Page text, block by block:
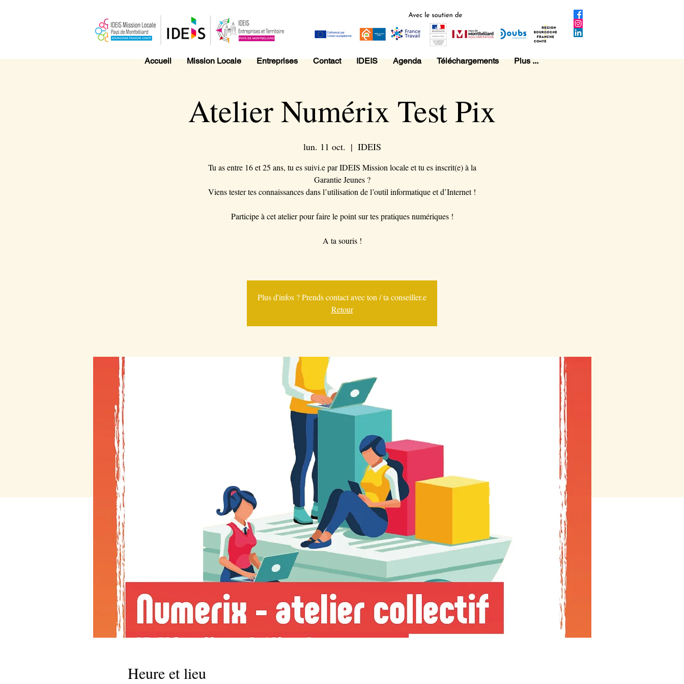
Atelier Numérix Test Pix
lun. 11 oct.
  |
IDEIS
Tu as entre 16 et 25 ans, tu es suivi.e par IDEIS Mission locale et tu es inscrit(e) à la
Garantie Jeunes ?
Viens tester tes connaissances dans l’utilisation de l’outil informatique et d’Internet !
Participe à cet atelier pour faire le point sur tes pratiques numériques !
A ta souris !
Plus d'infos ? Prends contact avec ton / ta conseiller.e
Retour
Heure et lieu
Accueil Mission Locale Entreprises Contact IDEIS Agenda Téléchargements Plus ...